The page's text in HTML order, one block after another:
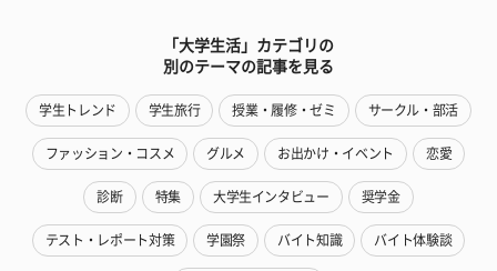
「大学生活」カテゴリの
別のテーマの記事を見る
学生トレンド 学生旅行 授業・履修・ゼミ サークル・部活
ファッション・コスメ グルメ お出かけ・イベント 恋愛
診断 特集 大学生インタビュー 奨学金
テスト・レポート対策 学園祭 バイト知識 バイト体験談